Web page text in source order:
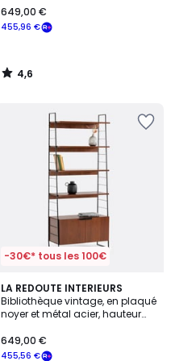
455,96 €
649,00 €
4,6
/
-30€* tous les 100€
LA REDOUTE INTERIEURS
Bibliothèque vintage, en plaqué
noyer et métal acier, hauteur
455,56 €
649,00 €
4,2
/ 5